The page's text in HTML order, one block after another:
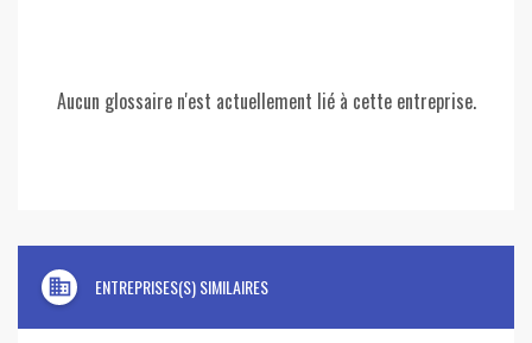
Aucun glossaire n'est actuellement lié à cette entreprise.
domain ENTREPRISES(S) SIMILAIRES